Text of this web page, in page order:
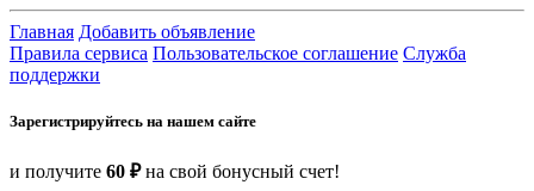
Главная Добавить объявление
Правила сервиса Пользовательское соглашение Служба
поддержки
Зарегистрируйтесь на нашем сайте
и получите 60 ₽на свой бонусный счет!